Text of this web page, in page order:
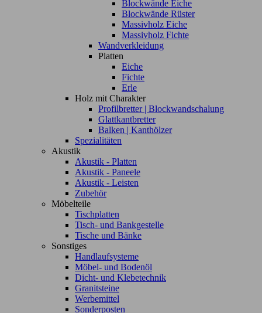
Blockwände Eiche
Blockwände Rüster
Massivholz Eiche
Massivholz Fichte
Wandverkleidung
Platten
Eiche
Fichte
Erle
Holz mit Charakter
Profilbretter | Blockwandschalung
Glattkantbretter
Balken | Kanthölzer
Spezialitäten
Akustik
Akustik - Platten
Akustik - Paneele
Akustik - Leisten
Zubehör
Möbelteile
Tischplatten
Tisch- und Bankgestelle
Tische und Bänke
Sonstiges
Handlaufsysteme
Möbel- und Bodenöl
Dicht- und Klebetechnik
Granitsteine
Werbemittel
Sonderposten